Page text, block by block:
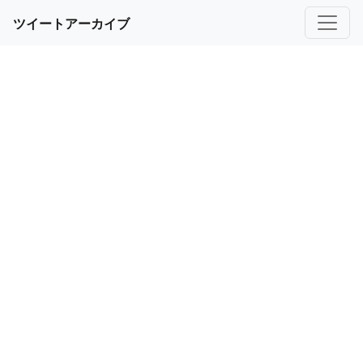
ツイートアーカイブ